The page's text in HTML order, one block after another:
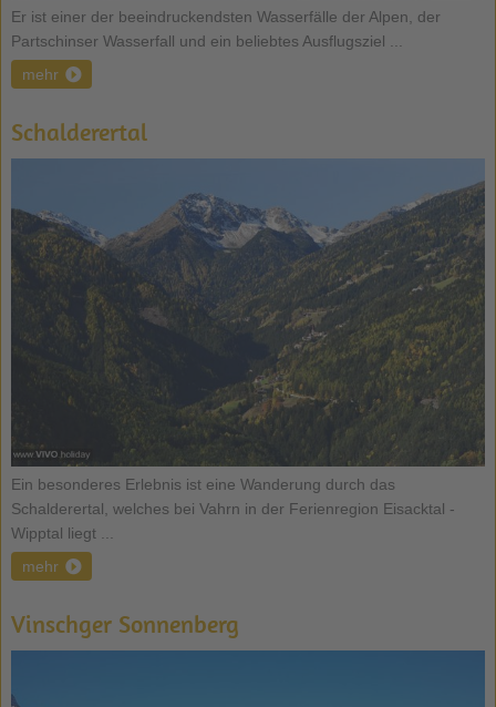
Er ist einer der beeindruckendsten Wasserfälle der Alpen, der
Partschinser Wasserfall und ein beliebtes Ausflugsziel ...
mehr
Schalderertal
Ein besonderes Erlebnis ist eine Wanderung durch das
Schalderertal, welches bei Vahrn in der Ferienregion Eisacktal -
Wipptal liegt ...
mehr
Vinschger Sonnenberg